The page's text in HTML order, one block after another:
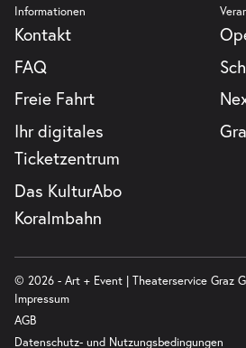
Informationen
Kontakt
FAQ
Freie Fahrt
Ihr digitales
Ticketzentrum
Das KulturAbo
Koralmbahn
© 2026 - Art + Event | Theaterservice Graz
Impressum
AGB
Datenschutz- und Nutzungsbedingungen